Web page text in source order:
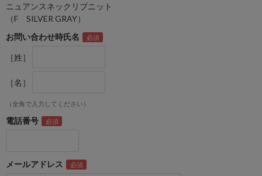
ニュアンスネックリブニット
（F SILVER GRAY）
お問い合わせ時氏名
［姓］
［名］
（全角で入力してください）
電話番号
メールアドレス